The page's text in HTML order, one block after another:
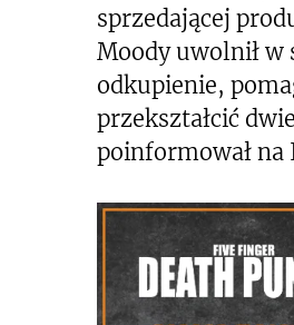
sprzedającej
Moody uwolnił
odkupienie,
przekształcić
poinformował na